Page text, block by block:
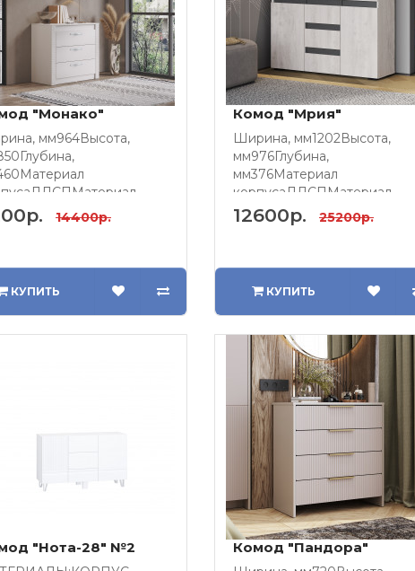
"Монако"
мм964Высота,
с декором из
14400р.
КУПИТЬ
Комод "Мрия"
Ширина, мм1202Высота,
мм976Глубина,
мм376Материал
корпусаЛДСПМатериал
фасадаЛДСПНаправляющие
ящиковш..
12600р. 25200р.
КУПИТЬ
"Нота-28" №2 Комод "Пандора"